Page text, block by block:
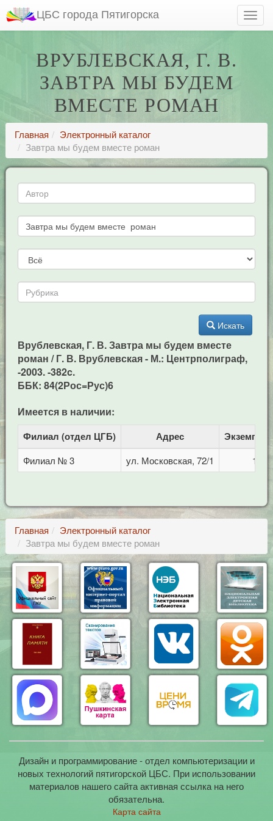
ЦБС города Пятигорска
ВРУБЛЕВСКАЯ, Г. В.
ЗАВТРА МЫ БУДЕМ
ВМЕСТЕ РОМАН
Главная
Электронный каталог
Завтра мы будем вместе роман
Искать
Врублевская, Г. В. Завтра мы будем вместе
роман / Г. В. Врублевская - М.: Центрполиграф,
-2003. -382c.
ББК: 84(2Рос=Рус)6
Имеется в наличии:
Филиал (отдел ЦГБ) Адрес
Филиал № 3 ул. Московская, 72/1 1
Главная
Электронный каталог
Завтра мы будем вместе роман
Дизайн и программирование - отдел компьютеризации и
новых технологий пятигорской ЦБС. При использовании
материалов нашего сайта активная ссылка на него
обязательна.
Карта сайта